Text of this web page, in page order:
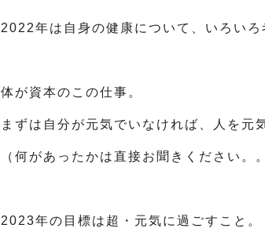
2022年は自身の健康について、いろいろ
体が資本のこの仕事。
まずは自分が元気でいなければ、人を元
（何があったかは直接お聞きください。
2023年の目標は超・元気に過ごすこと。